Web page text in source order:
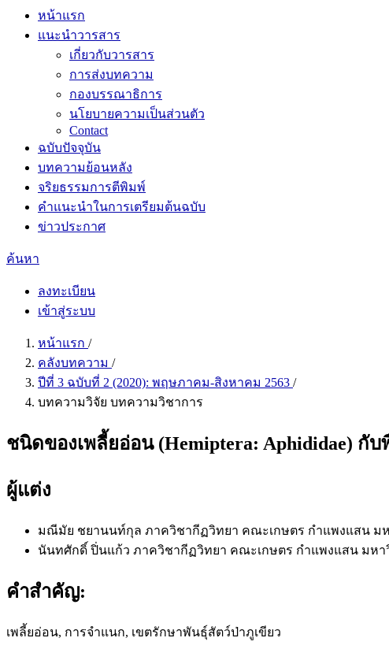
หน้าแรก
แนะนำวารสาร
เกี่ยวกับวารสาร
การส่งบทความ
กองบรรณาธิการ
นโยบายความเป็นส่วนตัว
Contact
ฉบับปัจจุบัน
บทความย้อนหลัง
จริยธรรมการตีพิมพ์
คำแนะนำในการเตรียมต้นฉบับ
ข่าวประกาศ
ค้นหา
ลงทะเบียน
เข้าสู่ระบบ
หน้าแรก /
คลังบทความ /
ปีที่ 3 ฉบับที่ 2 (2020): พฤษภาคม-สิงหาคม 2563 /
บทความวิจัย บทความวิชาการ
ชนิดของเพลี้ยอ่อน (Hemiptera: Aphididae)
ผู้แต่ง
มณีมัย ชยานนท์กุล ภาควิชากีฏวิทยา คณะเกษตร กำแพงแสน ม
นันทศักดิ์ ปิ่นแก้ว ภาควิชากีฏวิทยา คณะเกษตร กำแพงแสน มหา
คำสำคัญ:
เพลี้ยอ่อน, การจำแนก, เขตรักษาพันธุ์สัตว์ป่าภูเขียว